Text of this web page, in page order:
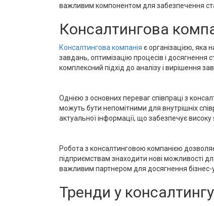
важливим компонентом для забезпечення
Консалтингова
Консалтингова компанія є організацією, яка
завдань, оптимізацію процесів і досягнення
комплексний підхід до аналізу і вирішення
Однією з основних переваг співпраці з
можуть бути непомітними для внутрішніх
актуальної інформації, що забезпечує високу
Робота з консалтинговою компанією
підприємствам знаходити нові можливості
важливим партнером для досягнення бізнес-
Тренди у